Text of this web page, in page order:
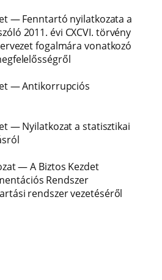
— Fenntartó nyilatkozata a
2011. évi CXCVI. törvény
fogalmára vonatkozó
— Antikorrupciós
— Nyilatkozat a statisztikai
— A Biztos Kezdet
Rendszer
rendszer vezetéséről